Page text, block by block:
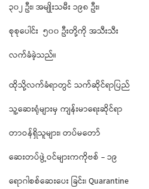
၃၀၂ ဦး၊ အမျိုးသမီး ၁၉၈ ဦး၊
စုစုပေါင်း ၅၀၀ ဦးတို့ကို အသီးသီး
လက်ခံခဲ့သည်။
ထိုသို့လက်ခံရာတွင် သက်ဆိုင်ရာပြည်
သူ့ဆေးရုံများမှ ကျန်းမာရေးဆိုင်ရာ
တာဝန်ရှိသူများ၊ တပ်မတော်
ဆေးတပ်ဖွဲ့ဝင်များကကိုဗစ် - ၁၉
ရောဂါစစ်ဆေးပေး ခြင်း၊ Quarantine